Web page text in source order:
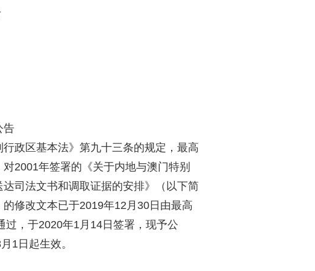
告
政区基本法》第九十三条的规定，最高
2001年签署的《关于内地与澳门特别
司法文书和调取证据的安排》（以下简
修改文本已于2019年12月30日由最高
过，于2020年1月14日签署，现予公
1日起生效。